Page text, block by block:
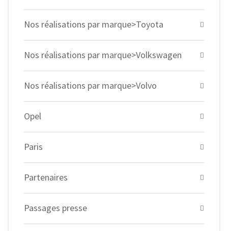
Nos réalisations par marque>Toyota
Nos réalisations par marque>Volkswagen
Nos réalisations par marque>Volvo
Opel
Paris
Partenaires
Passages presse